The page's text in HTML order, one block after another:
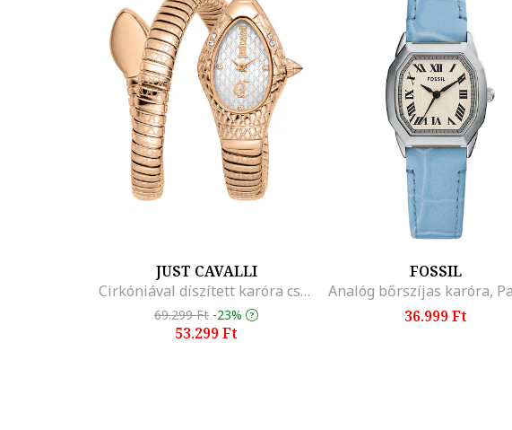
JUST CAVALLI
Cirkóniával díszített karóra csuklóra tekerhető szíjjal, Rózsaarany
69.299 Ft -23%
53.299 Ft
FOSSIL
36.999 Ft